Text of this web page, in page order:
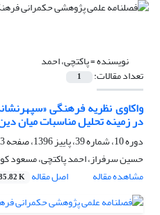
نویسنده =پاکتچی، احمد
تعداد مقالات: 1
واکاوی نظریه فرهنگی
در زمینه تحلیل مناسبات میان
دوره 10، شماره 39، پاییز 1396، صفحه
حسین سرفراز، احمد پاکتچی، مسعود
مشاهده مقاله
اصل مقاله K